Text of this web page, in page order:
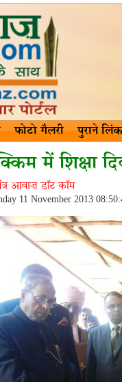
फोटो गैलरी पुराने लिंक
में शिक्षा
आवाज़ डॉट कॉम
11 November 2013